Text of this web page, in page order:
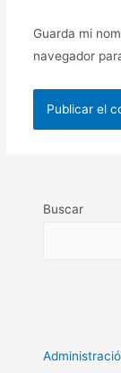
Guarda mi
navegador
Buscar